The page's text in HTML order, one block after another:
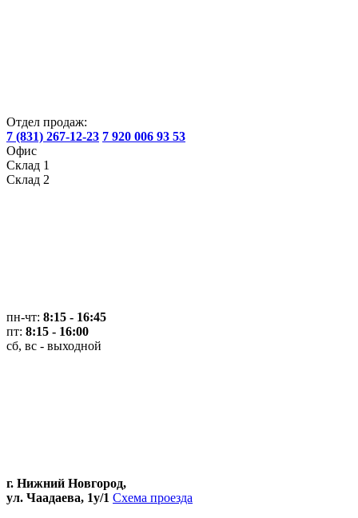
Отдел продаж:
7 (831) 267-12-23 7 920 006 93 53
Офис
Склад 1
Склад 2
пн-чт: 8:15 - 16:45
пт: 8:15 - 16:00
сб, вс - выходной
г. Нижний Новгород,
ул. Чаадаева, 1у/1 Схема проезда